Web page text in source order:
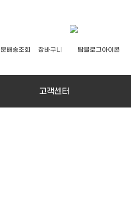
배송조회 장바구니
고객센터